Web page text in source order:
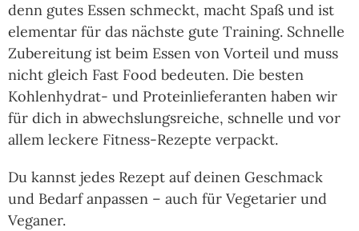
denn gutes Essen schmeckt, macht Spaß und ist
elementar für das nächste gute Training. Schnelle
Zubereitung ist beim Essen von Vorteil und muss
nicht gleich Fast Food bedeuten. Die besten
Kohlenhydrat- und Proteinlieferanten haben wir
für dich in abwechslungsreiche, schnelle und vor
allem leckere Fitness-Rezepte verpackt.
Du kannst jedes Rezept auf deinen Geschmack
und Bedarf anpassen – auch für Vegetarier und
Veganer.